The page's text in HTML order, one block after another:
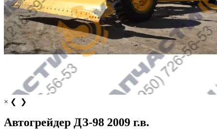
× ❮ ❯
Автогрейдер ДЗ-98 2009 г.в.